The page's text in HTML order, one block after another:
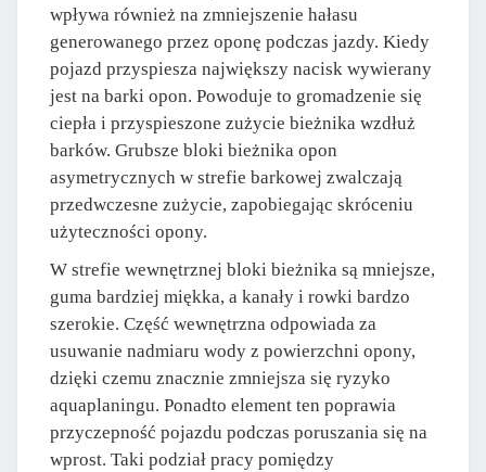
wpływa również na zmniejszenie hałasu
generowanego przez oponę podczas jazdy. Kiedy
pojazd przyspiesza największy nacisk wywierany
jest na barki opon. Powoduje to gromadzenie się
ciepła i przyspieszone zużycie bieżnika wzdłuż
barków. Grubsze bloki bieżnika opon
asymetrycznych w strefie barkowej zwalczają
przedwczesne zużycie, zapobiegając skróceniu
użyteczności opony.
W strefie wewnętrznej bloki bieżnika są mniejsze,
guma bardziej miękka, a kanały i rowki bardzo
szerokie. Część wewnętrzna odpowiada za
usuwanie nadmiaru wody z powierzchni opony,
dzięki czemu znacznie zmniejsza się ryzyko
aquaplaningu. Ponadto element ten poprawia
przyczepność pojazdu podczas poruszania się na
wprost. Taki podział pracy pomiędzy